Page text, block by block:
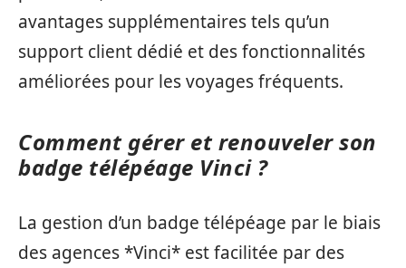
avantages supplémentaires tels qu’un
support client dédié et des fonctionnalités
améliorées pour les voyages fréquents.
Comment gérer et renouveler son
badge télépéage Vinci ?
La gestion d’un badge télépéage par le biais
des agences *Vinci* est facilitée par des